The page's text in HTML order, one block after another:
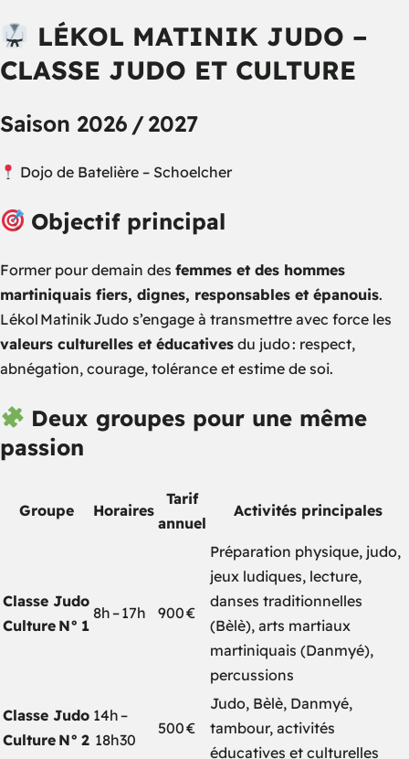
LÉKOL MATINIK JUDO –
CLASSE JUDO ET CULTURE
Saison 2026 / 2027
Dojo de Batelière – Schoelcher
Objectif principal
Former pour demain des femmes et des hommes
martiniquais fiers, dignes, responsables et épanouis.
Lékol Matinik Judo s’engage à transmettre avec force les
valeurs culturelles et éducatives du judo : respect,
abnégation, courage, tolérance et estime de soi.
Deux groupes pour une même
passion
Groupe Horaires
Tarif
annuel
Activités principales
Classe Judo
Culture N° 1
8h – 17h 900 €
Préparation physique, judo,
jeux ludiques, lecture,
danses traditionnelles
(Bèlè), arts martiaux
martiniquais (Danmyé),
percussions
Classe Judo
Culture N° 2
14h –
18h30
500 €
Judo, Bèlè, Danmyé,
tambour, activités
éducatives et culturelles